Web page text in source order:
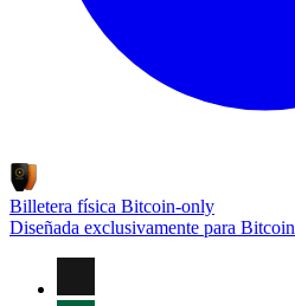
Billetera física Bitcoin-only
Diseñada exclusivamente para Bitcoin